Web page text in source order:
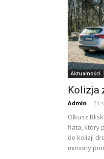
Aktualności
Kolizja
Admin - 31
Olkusz
fiata, który
do kolizji
miniony